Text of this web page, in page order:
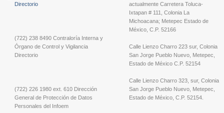
Directorio
(722) 238 8490 Contraloría Interna y
Órgano de Control y Vigilancia
Directorio
(722) 226 1980 ext. 610 Dirección
General de Protección de Datos
Personales del Infoem
actualmente Carretera Toluca-
Ixtapan # 111, Colonia La
Michoacana; Metepec Estado de
México, C.P. 52166
Calle Lienzo Charro 223 sur, Colonia
San Jorge Pueblo Nuevo, Metepec,
Estado de México C.P. 52154
Calle Lienzo Charro 323, sur, Colonia
San Jorge Pueblo Nuevo, Metepec,
Estado de México, C.P. 52154.